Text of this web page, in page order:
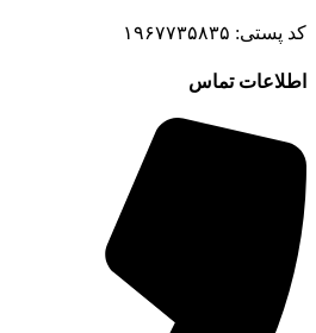
کد پستی: ۱۹۶۷۷۳۵۸۳۵
اطلاعات تماس